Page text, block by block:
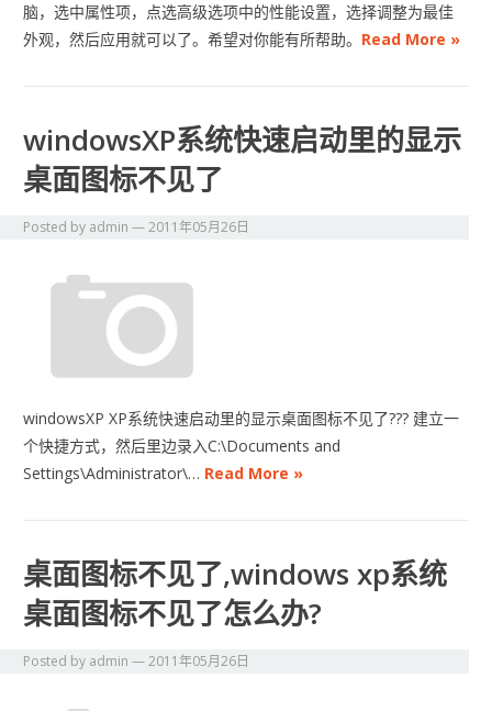
脑，选中属性项，点选高级选项中的性能设置，选择调整为最佳
外观，然后应用就可以了。希望对你能有所帮助。 Read More »
windowsXP系统快速启动里的显示
桌面图标不见了
Posted by admin —2011年05月26日
windowsXP XP系统快速启动里的显示桌面图标不见了??? 建立一
个快捷方式，然后里边录入C:\Documents and
Settings\Administrator\… Read More »
桌面图标不见了,windows xp系统
桌面图标不见了怎么办?
Posted by admin —2011年05月26日